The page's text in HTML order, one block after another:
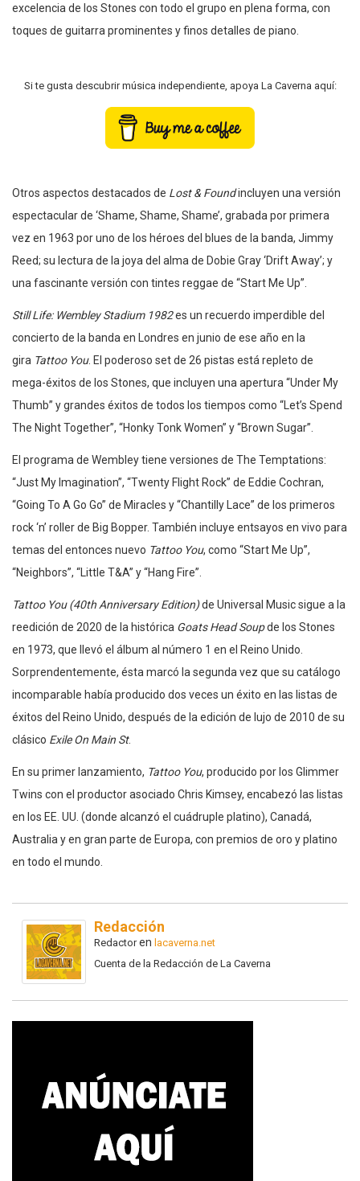
excelencia de los Stones con todo el grupo en plena forma, con
toques de guitarra prominentes y finos detalles de piano.
Si te gusta descubrir música independiente, apoya La Caverna aquí:
Otros aspectos destacados de Lost & Foundincluyen una versión
espectacular de ‘Shame, Shame, Shame’, grabada por primera
vez en 1963 por uno de los héroes del blues de la banda, Jimmy
Reed; su lectura de la joya del alma de Dobie Gray ‘Drift Away’; y
una fascinante versión con tintes reggae de “Start Me Up”.
Still Life: Wembley Stadium 1982es un recuerdo imperdible del
concierto de la banda en Londres en junio de ese año en la
gira Tattoo You. El poderoso set de 26 pistas está repleto de
mega-éxitos de los Stones, que incluyen una apertura “Under My
Thumb” y grandes éxitos de todos los tiempos como “Let’s Spend
The Night Together”, “Honky Tonk Women” y “Brown Sugar”.
El programa de Wembley tiene versiones de The Temptations:
“Just My Imagination”, “Twenty Flight Rock” de Eddie Cochran,
“Going To A Go Go” de Miracles y “Chantilly Lace” de los primeros
rock ‘n’ roller de Big Bopper. También incluye entsayos en vivo para
temas del entonces nuevo Tattoo You, como “Start Me Up”,
“Neighbors”, “Little T&A” y “Hang Fire”.
Tattoo You (40th Anniversary Edition)de Universal Music sigue a la
reedición de 2020 de la histórica Goats Head Soupde los Stones
en 1973, que llevó el álbum al número 1 en el Reino Unido.
Sorprendentemente, ésta marcó la segunda vez que su catálogo
incomparable había producido dos veces un éxito en las listas de
éxitos del Reino Unido, después de la edición de lujo de 2010 de su
clásico Exile On Main St.
En su primer lanzamiento, Tattoo You, producido por los Glimmer
Twins con el productor asociado Chris Kimsey, encabezó las listas
en los EE. UU. (donde alcanzó el cuádruple platino), Canadá,
Australia y en gran parte de Europa, con premios de oro y platino
en todo el mundo.
Redacción
Redactoren lacaverna.net
Cuenta de la Redacción de La Caverna